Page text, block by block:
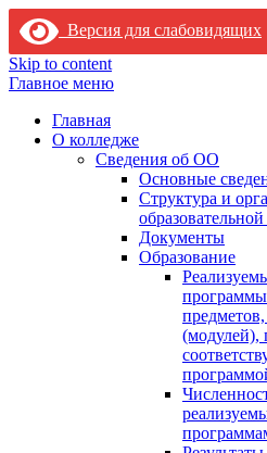
Версия для слабовидящих
Skip to content
Главное меню
Главная
О колледже
Сведения об ОО
Основные
Структура и
Документы
Образование
(модулей),